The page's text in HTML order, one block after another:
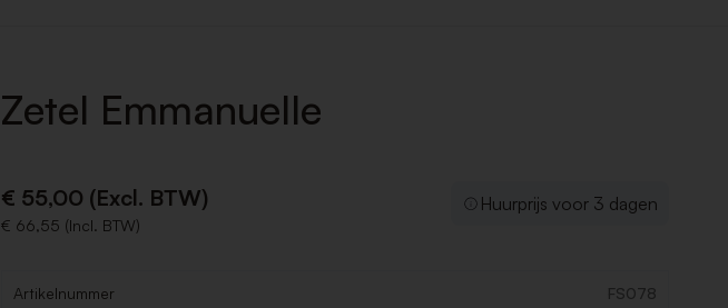
Zetel Emmanuelle
€ 55,00 (Excl. BTW)
€ 66,55 (Incl. BTW)
Huurprijs voor 3 dagen
Artikelnummer FS078